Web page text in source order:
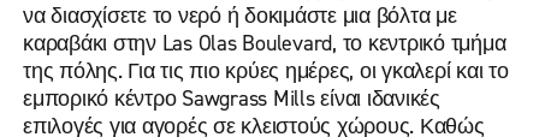
να διασχίσετε το νερό ή δοκιμάστε μια βόλτα με
καραβάκι στην Las Olas Boulevard, το κεντρικό τμήμα
της πόλης. Για τις πιο κρύες ημέρες, οι γκαλερί και το
εμπορικό κέντρο Sawgrass Mills είναι ιδανικές
επιλογές για αγορές σε κλειστούς χώρους. Καθώς